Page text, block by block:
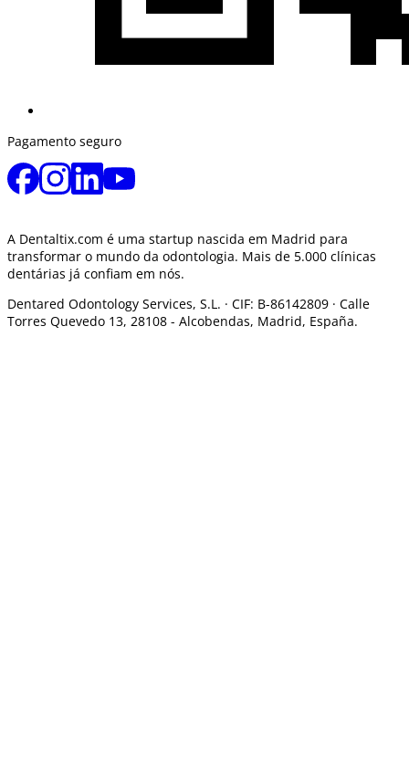
Pagamento seguro
A Dentaltix.com é uma startup nascida em Madrid para
transformar o mundo da odontologia. Mais de 5.000 clínicas
dentárias já confiam em nós.
Dentared Odontology Services, S.L. · CIF: B-86142809 · Calle
Torres Quevedo 13, 28108 - Alcobendas, Madrid, España.